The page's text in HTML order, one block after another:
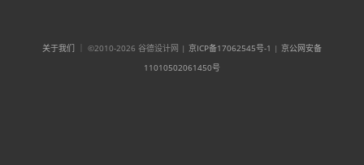
关于我们 ｜ ©2010-2026 谷德设计网 | 京ICP备17062545号-1 | 京公网安备
11010502061450号